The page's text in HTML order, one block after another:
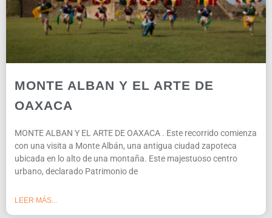
MONTE ALBAN Y EL ARTE DE
OAXACA
MONTE ALBAN Y EL ARTE DE OAXACA . Este recorrido comienza
con una visita a Monte Albán, una antigua ciudad zapoteca
ubicada en lo alto de una montaña. Este majestuoso centro
urbano, declarado Patrimonio de
LEER MÁS...